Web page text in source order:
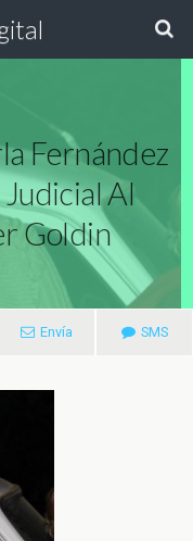
Fernández
Al
Goldin
Envía SMS